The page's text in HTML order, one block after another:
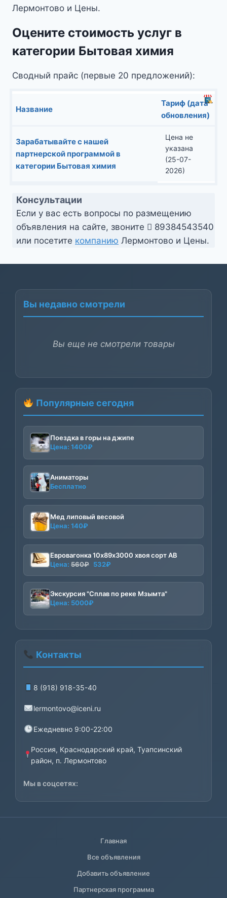
Лермонтово и Цены.
Оцените стоимость услуг в
категории Бытовая химия
Сводный прайс (первые 20 предложений):
Название
Тариф (дата
обновления)
Зарабатывайте с нашей
партнерской программой в
категории Бытовая химия
Цена не
указана
(25-07-
2026)
Консультации
Если у вас есть вопросы по размещению
объявления на сайте, звоните
89384543540
или посетите компанию Лермонтово и Цены.
Вы недавно смотрели
Вы еще не смотрели товары
Популярные сегодня
Поездка в горы на джипе
Цена: 1400₽
Аниматоры
Бесплатно
Мед липовый весовой
Цена: 140₽
Евровагонка 10х89х3000 хвоя сорт АВ
Цена: 560₽ Первоначальная
составляла
560₽.
532₽
532₽.
Экскурсия "Сплав по реке Мзымта"
Цена: 5000₽
Контакты
8 (918) 918-35-40
lermontovo@iceni.ru
Ежедневно 9:00-22:00
Россия, Краснодарский край, Туапсинский
район, п. Лермонтово
Мы в соцсетях:
Главная
Все объявления
Добавить объявление
Партнерская программа